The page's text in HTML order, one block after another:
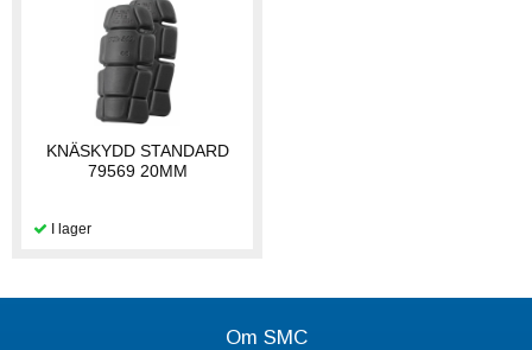
KNÄSKYDD STANDARD
79569 20MM
Om SMC